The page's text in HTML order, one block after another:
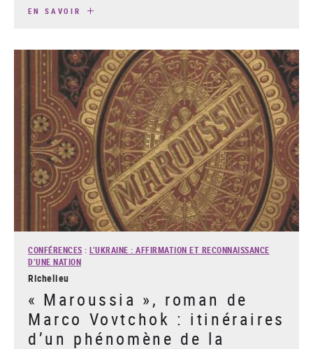
EN SAVOIR
CONFÉRENCES : L’UKRAINE : AFFIRMATION ET RECONNAISSANCE
D’UNE NATION
Richelieu
« Maroussia », roman de
Marco Vovtchok : itinéraires
d’un phénomène de la